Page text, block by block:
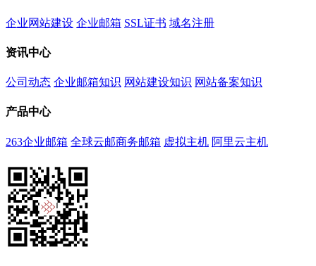
企业网站建设 企业邮箱 SSL证书 域名注册
资讯中心
公司动态 企业邮箱知识 网站建设知识 网站备案知识
产品中心
263企业邮箱 全球云邮商务邮箱 虚拟主机 阿里云主机